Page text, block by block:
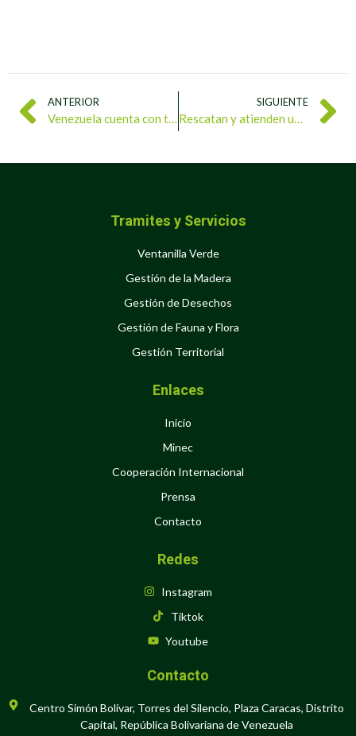
ANTERIOR
Venezuela cuenta con tres Patrimonios de la Humanidad y 37 monumentos naturales
SIGUIENTE
Rescatan y atienden un oso melero en la Bahía de Patanemo
Tramites y Servicios
Ventanilla Verde
Gestión de la Madera
Gestión de Desechos
Gestión de Fauna y Flora
Gestión Territorial
Enlaces
Inicio
Minec
Cooperación Internacional
Prensa
Contacto
Redes
Instagram
Tiktok
Youtube
Contacto
Centro Simón Bolívar, Torres del Silencio, Plaza Caracas, Distrito
Capital, República Bolivariana de Venezuela